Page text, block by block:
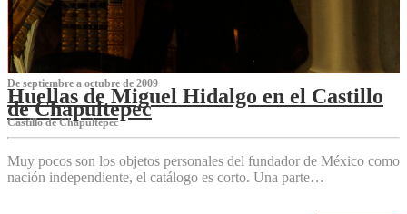
De septiembre a octubre de 2009
Huellas de Miguel Hidalgo en el Castillo
de Chapultepec
Castillo de Chapultepec
Muy pocos son los objetos personales del fundador de México como
nación independiente, el catálogo es corto. Una parte…